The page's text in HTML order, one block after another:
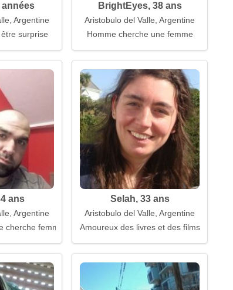
Argentine
surprise
BrightEyes, 38 ans
Aristobulo del Valle, Argentine
Homme cherche une femme
ans
Argentine
cherche femme
Selah, 33 ans
Aristobulo del Valle, Argentine
Amoureux des livres et des films